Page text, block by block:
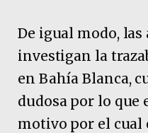
De igual modo,
investigan la
en Bahía Blanca,
dudosa por lo que
motivo por el